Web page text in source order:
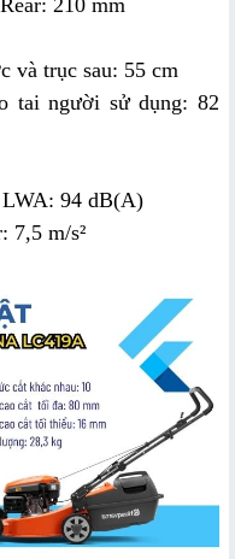
và trục sau: 55 cm
tai người sử dụng: 82
94 dB(A)
7,5 m/s²